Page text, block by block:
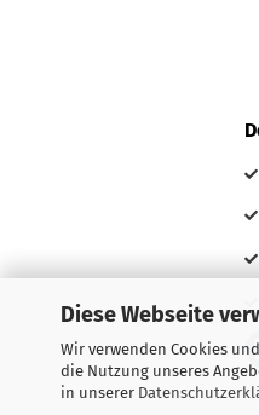
Diese Webseite
Wir verwenden Cookies
die Nutzung unseres
in unserer